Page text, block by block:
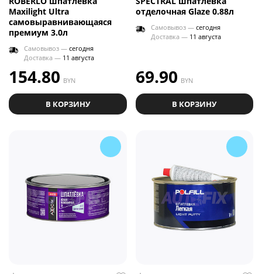
Maxilight Ultra
самовыравнивающаяся
премиум 3.0л
Самовывоз — сегодня
Доставка — 11 августа
154.80 BYN
В КОРЗИНУ
отделочная Glaze 0.88л
Самовывоз — сегодня
Доставка — 11 августа
69.90 BYN
В КОРЗИНУ